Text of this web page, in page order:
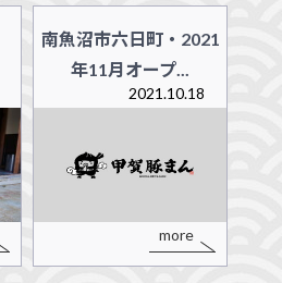
南魚沼市六日町・2021
年11月オープ...
2021.10.18
more